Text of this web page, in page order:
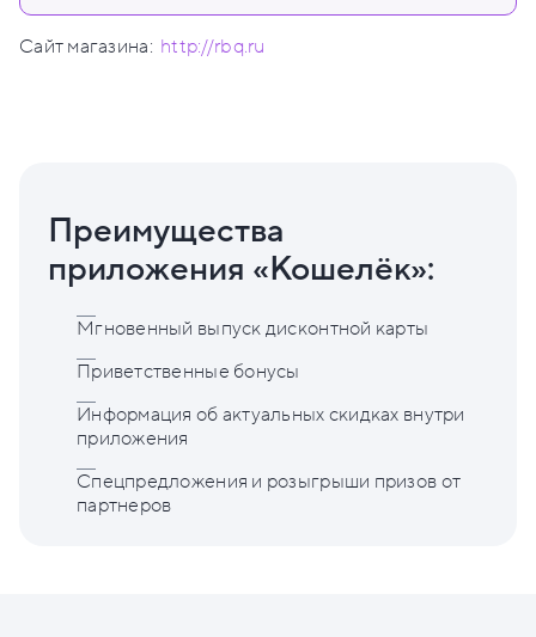
Сайт магазина: http://rbq.ru
Преимущества
приложения «Кошелёк»:
Мгновенный выпуск дисконтной карты
Приветственные бонусы
Информация об актуальных скидках внутри
приложения
Спецпредложения и розыгрыши призов от
партнеров